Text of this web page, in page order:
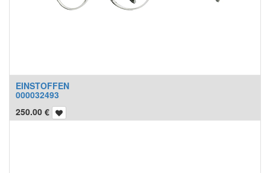
EINSTOFFEN
000032493
250.00 €